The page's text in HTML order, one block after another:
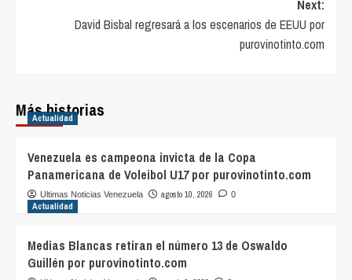
Next:
David Bisbal regresará a los escenarios de EEUU por
purovinotinto.com
Más historias
Actualidad
Venezuela es campeona invicta de la Copa
Panamericana de Voleibol U17 por purovinotinto.com
Ultimas Noticias Venezuela agosto 10, 2026 0
Actualidad
Medias Blancas retiran el número 13 de Oswaldo
Guillén por purovinotinto.com